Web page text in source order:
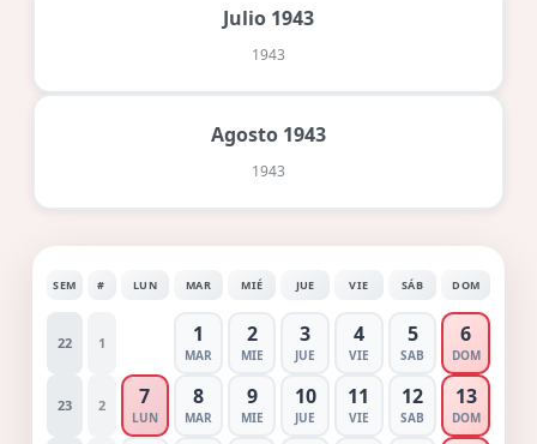
Julio 1943
1943
Agosto 1943
1943
SEM # LUN MAR MIÉ JUE VIE SÁB DOM
22 1 1
MAR
2
MIE
3
JUE
4
VIE
5
SAB
6
DOM
23 2 7
LUN
8
MAR
9
MIE
10
JUE
11
VIE
12
SAB
13
DOM